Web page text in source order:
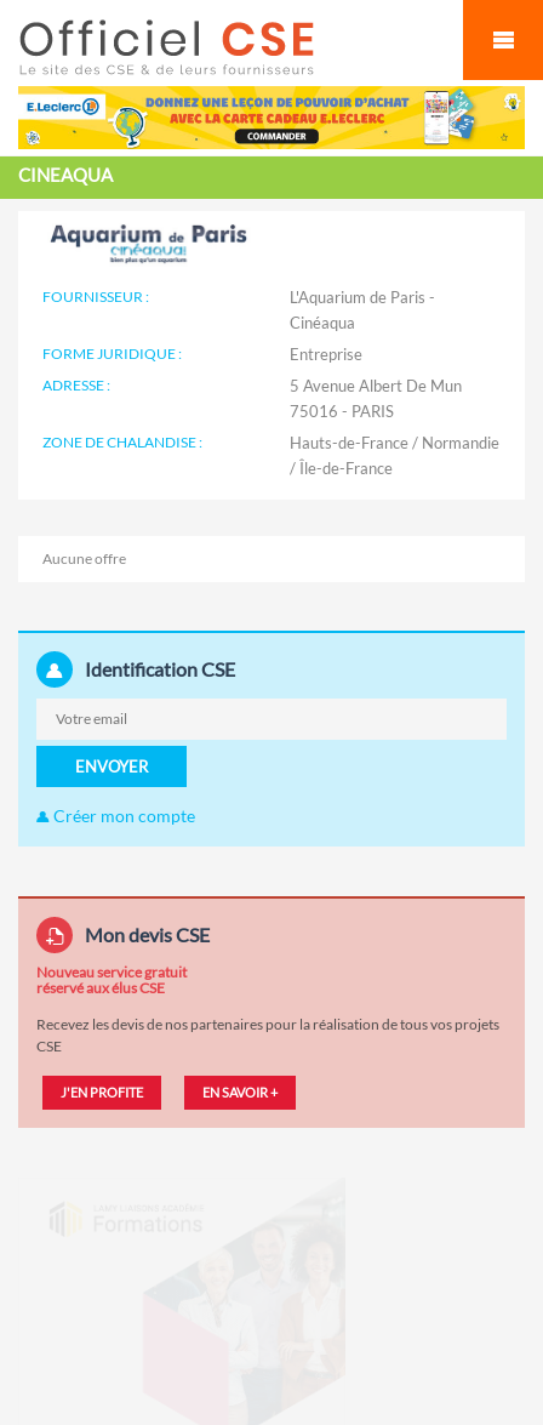
CINEAQUA
FOURNISSEUR :
L'Aquarium de Paris -
Cinéaqua
FORME JURIDIQUE : Entreprise
ADRESSE :
5 Avenue Albert De Mun
75016 - PARIS
ZONE DE CHALANDISE :
Hauts-de-France / Normandie
/ Île-de-France
Aucune offre
Identification CSE
ENVOYER
Créer mon compte
Mon devis CSE
Nouveau service gratuit
réservé aux élus CSE
Recevez les devis de nos partenaires pour la réalisation de tous vos projets
CSE
J'EN PROFITE EN SAVOIR +